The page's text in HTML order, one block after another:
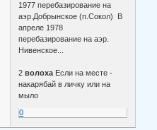
1977 перебазирование на
аэр.Добрынское (п.Сокол) В
апреле 1978
перебазирование на аэр.
Нивенское...
2волоха Если на месте -
накарябай в личку или на
мыло
0